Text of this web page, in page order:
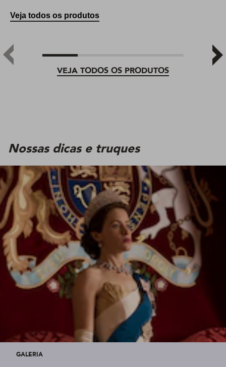
VEJA TODOS OS PRODUTOS
Veja todos os produtos
Nossas dicas e truques
GALERIA